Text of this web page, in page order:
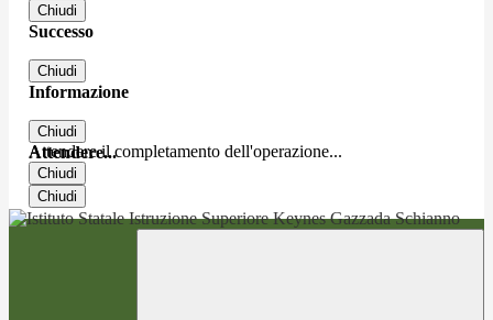
Chiudi
Successo
Chiudi
Informazione
Chiudi
Attendere...
Attendere il completamento dell'operazione...
Chiudi
Chiudi